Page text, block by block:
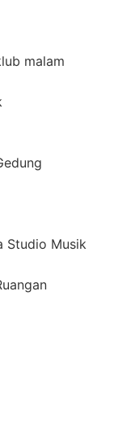
malam
Studio Musik